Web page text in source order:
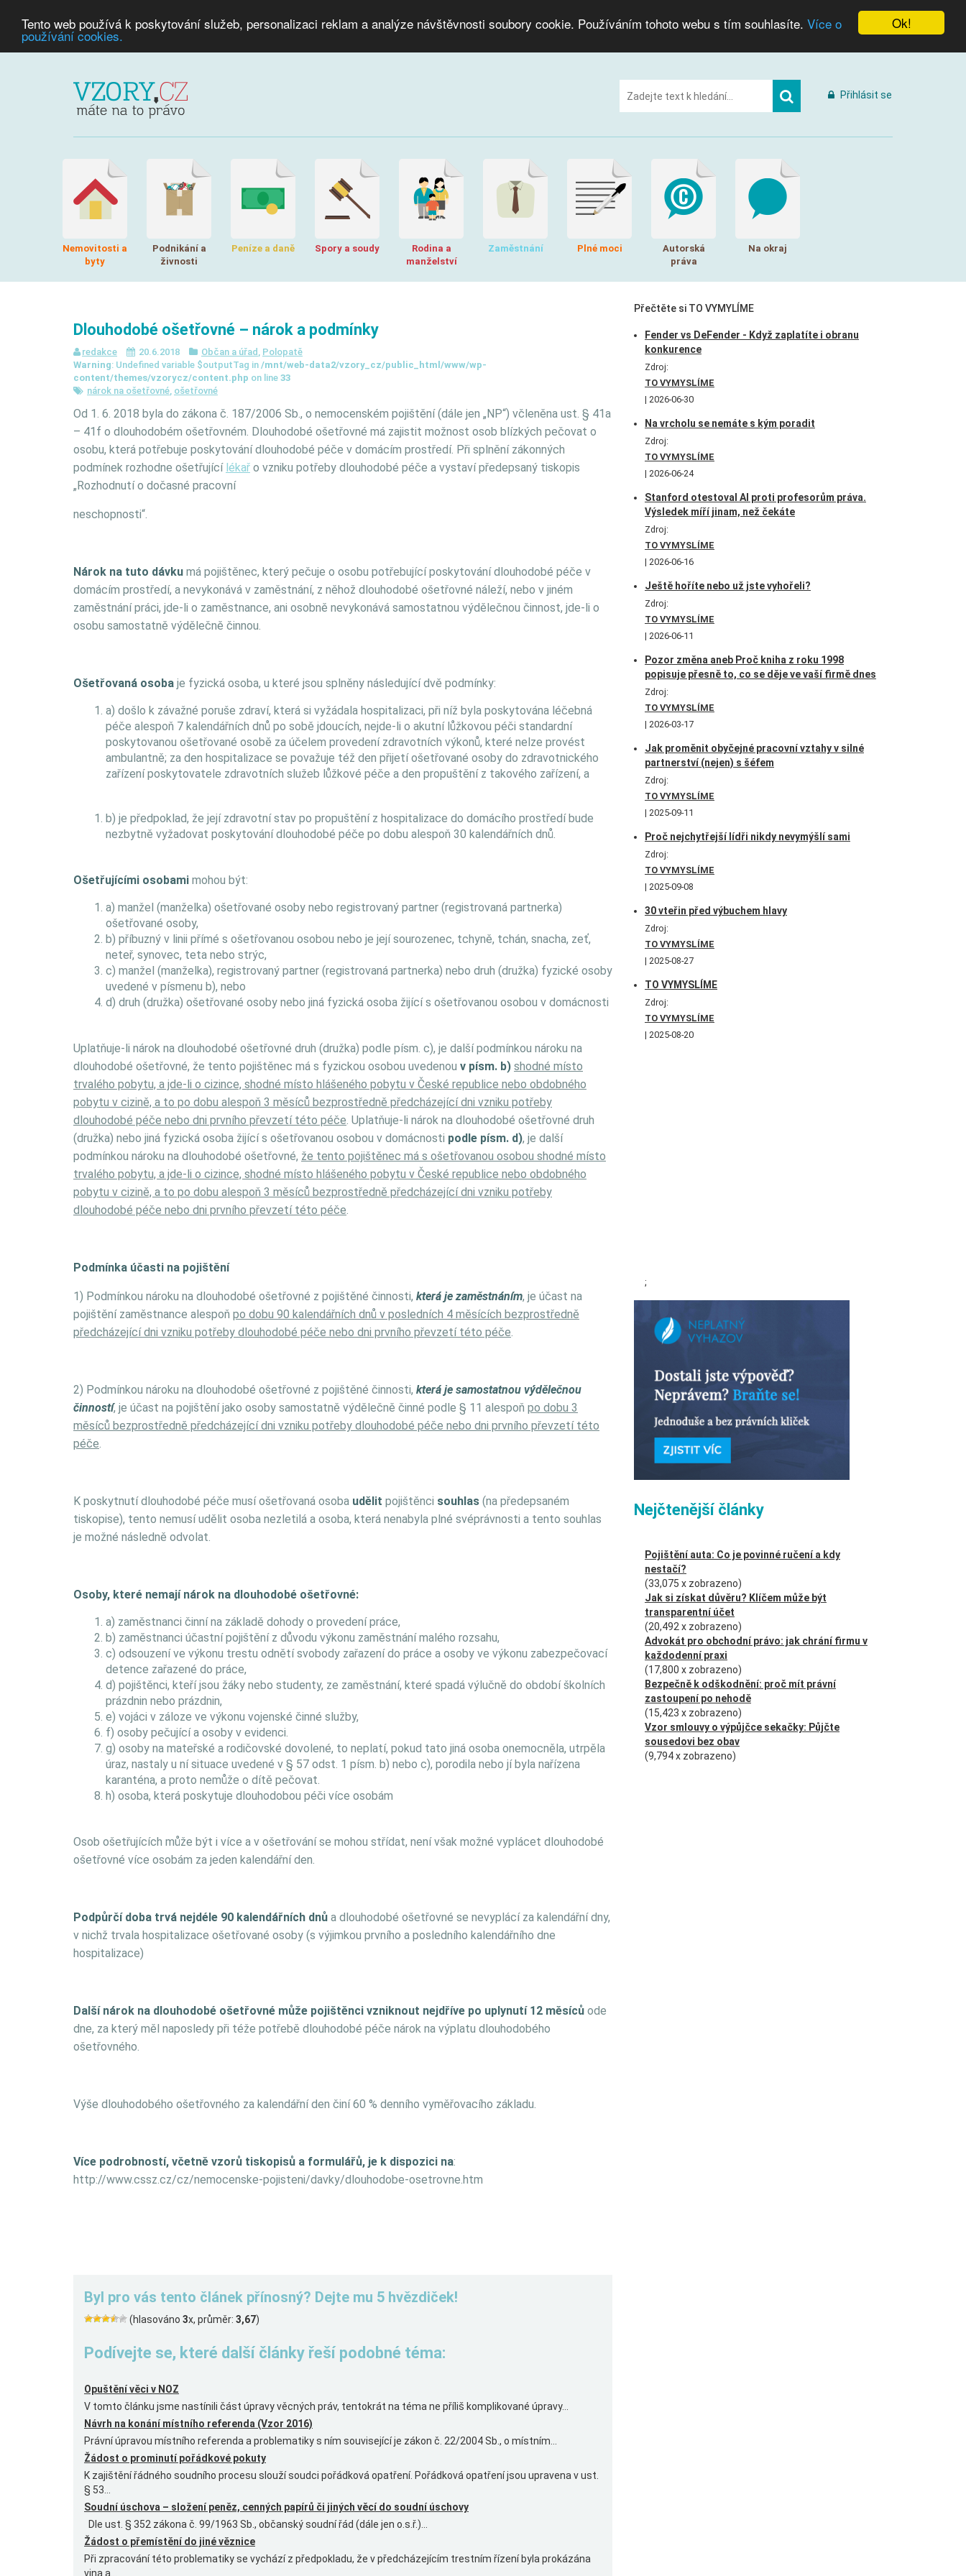
Ok!
Tento web používá k poskytování služeb, personalizaci reklam a analýze návštěvnosti soubory cookie. Používáním tohoto webu s tím souhlasíte. Více o
používání cookies.
Přihlásit se
Nemovitosti a
byty
Podnikání a
živnosti
Peníze a daně Spory a soudy
Rodina a
manželství
Zaměstnání Plné moci
Autorská
práva
Na okraj
Dlouhodobé ošetřovné – nárok a podmínky
redakce 20.6.2018 Občan a úřad , Polopatě
Warning: Undefined variable $outputTag in /mnt/web-data2/vzory_cz/public_html/www/wp-
content/themes/vzorycz/content.php on line 33
nárok na ošetřovné, ošetřovné
Od 1. 6. 2018 byla do zákona č. 187/2006 Sb., o nemocenském pojištění (dále jen „NP“) včleněna ust. § 41a
– 41f o dlouhodobém ošetřovném. Dlouhodobé ošetřovné má zajistit možnost osob blízkých pečovat o
osobu, která potřebuje poskytování dlouhodobé péče v domácím prostředí. Při splnění zákonných
podmínek rozhodne ošetřující lékař o vzniku potřeby dlouhodobé péče a vystaví předepsaný tiskopis
„Rozhodnutí o dočasné pracovní
neschopnosti“.
Nárok na tuto dávku má pojištěnec, který pečuje o osobu potřebující poskytování dlouhodobé péče v
domácím prostředí, a nevykonává v zaměstnání, z něhož dlouhodobé ošetřovné náleží, nebo v jiném
zaměstnání práci, jde-li o zaměstnance, ani osobně nevykonává samostatnou výdělečnou činnost, jde-li o
osobu samostatně výdělečně činnou.
Ošetřovaná osoba je fyzická osoba, u které jsou splněny následující dvě podmínky:
a) došlo k závažné poruše zdraví, která si vyžádala hospitalizaci, při níž byla poskytována léčebná
péče alespoň 7 kalendářních dnů po sobě jdoucích, nejde-li o akutní lůžkovou péči standardní
poskytovanou ošetřované osobě za účelem provedení zdravotních výkonů, které nelze provést
ambulantně; za den hospitalizace se považuje též den přijetí ošetřované osoby do zdravotnického
zařízení poskytovatele zdravotních služeb lůžkové péče a den propuštění z takového zařízení, a
b) je předpoklad, že její zdravotní stav po propuštění z hospitalizace do domácího prostředí bude
nezbytně vyžadovat poskytování dlouhodobé péče po dobu alespoň 30 kalendářních dnů.
Ošetřujícími osobami mohou být:
a) manžel (manželka) ošetřované osoby nebo registrovaný partner (registrovaná partnerka)
ošetřované osoby,
b) příbuzný v linii přímé s ošetřovanou osobou nebo je její sourozenec, tchyně, tchán, snacha, zeť,
neteř, synovec, teta nebo strýc,
c) manžel (manželka), registrovaný partner (registrovaná partnerka) nebo druh (družka) fyzické osoby
uvedené v písmenu b), nebo
d) druh (družka) ošetřované osoby nebo jiná fyzická osoba žijící s ošetřovanou osobou v domácnosti
Uplatňuje-li nárok na dlouhodobé ošetřovné druh (družka) podle písm. c), je další podmínkou nároku na
dlouhodobé ošetřovné, že tento pojištěnec má s fyzickou osobou uvedenou v písm. b) shodné místo
trvalého pobytu, a jde-li o cizince, shodné místo hlášeného pobytu v České republice nebo obdobného
pobytu v cizině, a to po dobu alespoň 3 měsíců bezprostředně předcházející dni vzniku potřeby
dlouhodobé péče nebo dni prvního převzetí této péče. Uplatňuje-li nárok na dlouhodobé ošetřovné druh
(družka) nebo jiná fyzická osoba žijící s ošetřovanou osobou v domácnosti podle písm. d), je další
podmínkou nároku na dlouhodobé ošetřovné, že tento pojištěnec má s ošetřovanou osobou shodné místo
trvalého pobytu, a jde-li o cizince, shodné místo hlášeného pobytu v České republice nebo obdobného
pobytu v cizině, a to po dobu alespoň 3 měsíců bezprostředně předcházející dni vzniku potřeby
dlouhodobé péče nebo dni prvního převzetí této péče.
Podmínka účasti na pojištění
1) Podmínkou nároku na dlouhodobé ošetřovné z pojištěné činnosti, která je zaměstnáním, je účast na
pojištění zaměstnance alespoň po dobu 90 kalendářních dnů v posledních 4 měsících bezprostředně
předcházející dni vzniku potřeby dlouhodobé péče nebo dni prvního převzetí této péče.
2) Podmínkou nároku na dlouhodobé ošetřovné z pojištěné činnosti, která je samostatnou výdělečnou
činností, je účast na pojištění jako osoby samostatně výdělečně činné podle § 11 alespoň po dobu 3
měsíců bezprostředně předcházející dni vzniku potřeby dlouhodobé péče nebo dni prvního převzetí této
péče.
K poskytnutí dlouhodobé péče musí ošetřovaná osoba udělit pojištěnci souhlas (na předepsaném
tiskopise), tento nemusí udělit osoba nezletilá a osoba, která nenabyla plné svéprávnosti a tento souhlas
je možné následně odvolat.
Osoby, které nemají nárok na dlouhodobé ošetřovné:
a) zaměstnanci činní na základě dohody o provedení práce,
b) zaměstnanci účastní pojištění z důvodu výkonu zaměstnání malého rozsahu,
c) odsouzení ve výkonu trestu odnětí svobody zařazení do práce a osoby ve výkonu zabezpečovací
detence zařazené do práce,
d) pojištěnci, kteří jsou žáky nebo studenty, ze zaměstnání, které spadá výlučně do období školních
prázdnin nebo prázdnin,
e) vojáci v záloze ve výkonu vojenské činné služby,
f) osoby pečující a osoby v evidenci.
g) osoby na mateřské a rodičovské dovolené, to neplatí, pokud tato jiná osoba onemocněla, utrpěla
úraz, nastaly u ní situace uvedené v § 57 odst. 1 písm. b) nebo c), porodila nebo jí byla nařízena
karanténa, a proto nemůže o dítě pečovat.
h) osoba, která poskytuje dlouhodobou péči více osobám
Osob ošetřujících může být i více a v ošetřování se mohou střídat, není však možné vyplácet dlouhodobé
ošetřovné více osobám za jeden kalendářní den.
Podpůrčí doba trvá nejdéle 90 kalendářních dnů a dlouhodobé ošetřovné se nevyplácí za kalendářní dny,
v nichž trvala hospitalizace ošetřované osoby (s výjimkou prvního a posledního kalendářního dne
hospitalizace)
Další nárok na dlouhodobé ošetřovné může pojištěnci vzniknout nejdříve po uplynutí 12 měsíců ode
dne, za který měl naposledy při téže potřebě dlouhodobé péče nárok na výplatu dlouhodobého
ošetřovného.
Výše dlouhodobého ošetřovného za kalendářní den činí 60 % denního vyměřovacího základu.
Více podrobností, včetně vzorů tiskopisů a formulářů, je k dispozici na:
http://www.cssz.cz/cz/nemocenske-pojisteni/davky/dlouhodobe-osetrovne.htm
Byl pro vás tento článek přínosný? Dejte mu 5 hvězdiček!
(hlasováno 3x, průměr: 3,67)
Podívejte se, které další články řeší podobné téma:
Opuštění věci v NOZ
V tomto článku jsme nastínili část úpravy věcných práv, tentokrát na téma ne příliš komplikované úpravy...
Návrh na konání místního referenda (Vzor 2016)
Právní úpravou místního referenda a problematiky s ním související je zákon č. 22/2004 Sb., o místním...
Žádost o prominutí pořádkové pokuty
K zajištění řádného soudního procesu slouží soudci pořádková opatření. Pořádková opatření jsou upravena v ust.
§ 53...
Soudní úschova – složení peněz, cenných papírů či jiných věcí do soudní úschovy
Dle ust. § 352 zákona č. 99/1963 Sb., občanský soudní řád (dále jen o.s.ř.)...
Žádost o přemístění do jiné věznice
Při zpracování této problematiky se vychází z předpokladu, že v předcházejícím trestním řízení byla prokázána
vina a...
Přečtěte si TO VYMYLÍME
Fender vs DeFender - Když zaplatíte i obranu
konkurence
Zdroj:
TO VYMYSLÍME
2026-06-30
Na vrcholu se nemáte s kým poradit
Zdroj:
TO VYMYSLÍME
2026-06-24
Stanford otestoval AI proti profesorům práva.
Výsledek míří jinam, než čekáte
Zdroj:
TO VYMYSLÍME
2026-06-16
Ještě hoříte nebo už jste vyhořeli?
Zdroj:
TO VYMYSLÍME
2026-06-11
Pozor změna aneb Proč kniha z roku 1998
popisuje přesně to, co se děje ve vaší firmě dnes
Zdroj:
TO VYMYSLÍME
2026-03-17
Jak proměnit obyčejné pracovní vztahy v silné
partnerství (nejen) s šéfem
Zdroj:
TO VYMYSLÍME
2025-09-11
Proč nejchytřejší lídři nikdy nevymýšlí sami
Zdroj:
TO VYMYSLÍME
2025-09-08
30 vteřin před výbuchem hlavy
Zdroj:
TO VYMYSLÍME
2025-08-27
TO VYMYSLÍME
Zdroj:
TO VYMYSLÍME
2025-08-20
;
Nejčtenější články
Pojištění auta: Co je povinné ručení a kdy
nestačí?
(33,075 x zobrazeno)
Jak si získat důvěru? Klíčem může být
transparentní účet
(20,492 x zobrazeno)
Advokát pro obchodní právo: jak chrání firmu v
každodenní praxi
(17,800 x zobrazeno)
Bezpečně k odškodnění: proč mít právní
zastoupení po nehodě
(15,423 x zobrazeno)
Vzor smlouvy o výpůjčce sekačky: Půjčte
sousedovi bez obav
(9,794 x zobrazeno)